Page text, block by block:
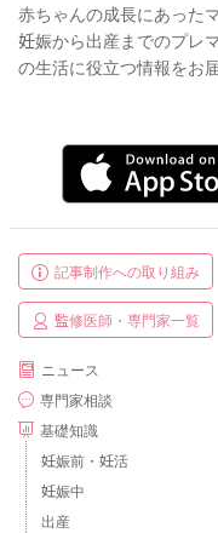
赤ちゃんの成長にあった
妊娠から出産までのプレ
の生活に役立つ情報をお
記事制作への取り組み
監修医師・専門家一覧
ニュース
専門家相談
基礎知識
妊娠前・妊活
妊娠中
出産